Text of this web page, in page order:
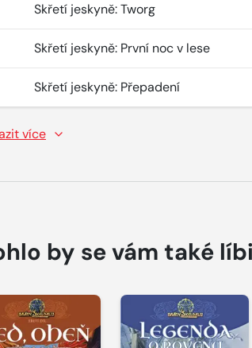
Skřetí jeskyně: Tworg
Skřetí jeskyně: První noc v lese
Skřetí jeskyně: Přepadení
více
by se vám také
Přehrát
ukázku